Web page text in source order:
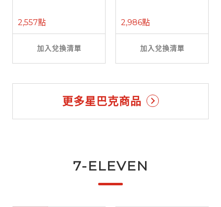
2,557點
加入兌換清單
2,986點
加入兌換清單
更多星巴克商品
7-ELEVEN